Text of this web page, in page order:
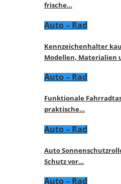
frische…
Auto – Rad
Kennzeichenhalter
Modellen, Materialien
Auto – Rad
Funktionale
praktische…
Auto – Rad
Auto
Schutz vor…
Auto – Rad